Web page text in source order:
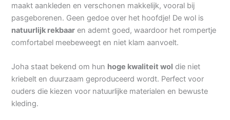
maakt aankleden en verschonen makkelijk, vooral bij
pasgeborenen. Geen gedoe over het hoofdje! De wol is
natuurlijk rekbaar en ademt goed, waardoor het rompertje
comfortabel meebeweegt en niet klam aanvoelt.
Joha staat bekend om hun hoge kwaliteit wol die niet
kriebelt en duurzaam geproduceerd wordt. Perfect voor
ouders die kiezen voor natuurlijke materialen en bewuste
kleding.